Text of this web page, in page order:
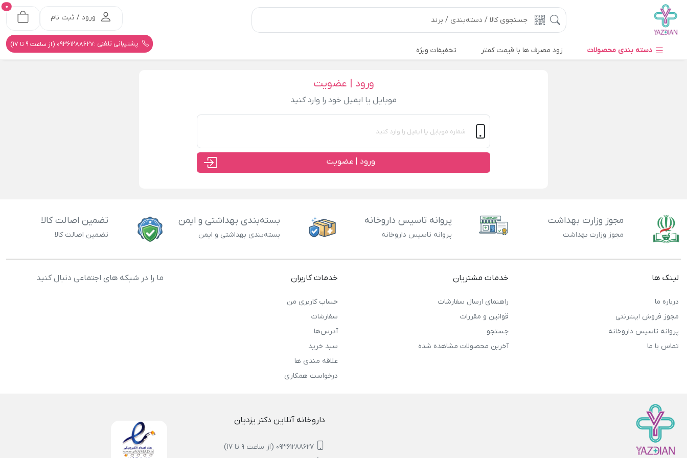
ورود / ثبت نام
0
پشتیبانی تلفنی :09361288627 (از ساعت 9 تا 17)
دسته بندی محصولات زود مصرف ها با قیمت کمتر تخفیفات ویژه
ورود | عضویت
موبایل یا ایمیل خود را وارد کنید
ورود | عضویت
مجوز وزارت بهداشت
مجوز وزارت بهداشت
پروانه تاسیس داروخانه
پروانه تاسیس داروخانه
بسته‌بندی بهداشتی و ایمن
بسته‌بندی بهداشتی و ایمن
تضمین اصالت کالا
تضمین اصالت کالا
لینک ها
درباره ما
مجوز فروش اینترنتی
پروانه تاسیس داروخانه
تماس با ما
خدمات مشتریان
راهنمای ارسال سفارشات
قوانین و مقررات
جستجو
آخرین محصولات مشاهده شده
خدمات کاربران
حساب کاربری من
سفارشات
آدرس‌ها
سبد خرید
علاقه مندی ها
درخواست همکاری
ما را در شبکه های اجتماعی دنبال کنید
داروخانه آنلاین دکتر یزدیان
09361288627 (از ساعت 9 تا 17)